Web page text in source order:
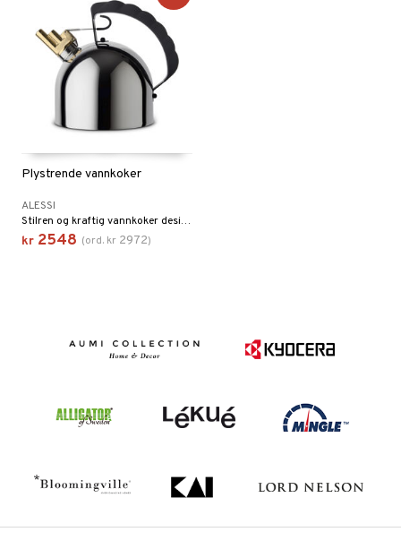
Plystrende vannkoker
ALESSI
Stilren og kraftig vannkoker designet av Richard Sapper.
kr 2548 (ord. kr 2972)